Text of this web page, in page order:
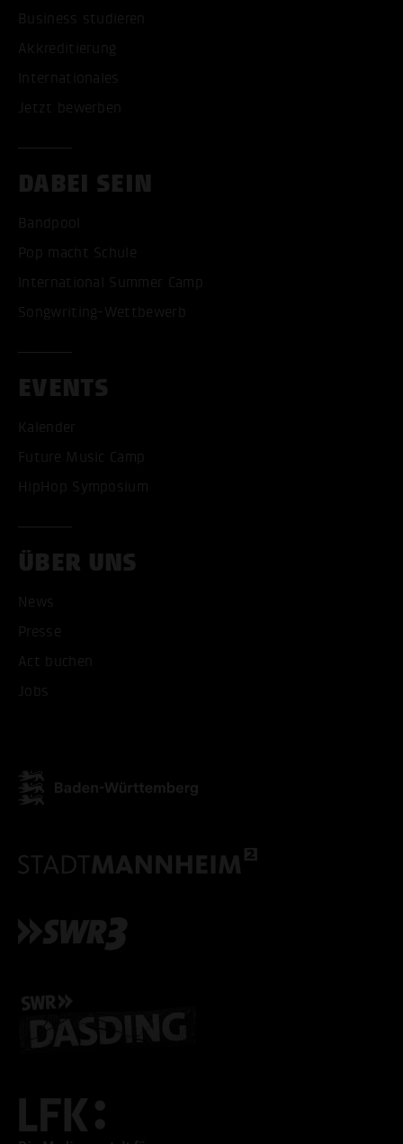
Business studieren
Akkreditierung
Internationales
Jetzt bewerben
DABEI SEIN
Bandpool
Pop macht Schule
International Summer Camp
Songwriting-Wettbewerb
EVENTS
Kalender
Future Music Camp
HipHop Symposium
ÜBER UNS
News
Presse
Act buchen
Jobs